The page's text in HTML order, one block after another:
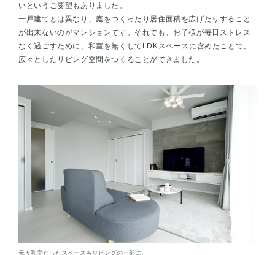
いというご要望もありました。
一戸建てとは異なり、庭をつくったり居住面積を広げたりすること
が出来ないのがマンションです。それでも、お子様が毎日ストレス
なく過ごすために、和室を無くしてLDKスペースに含めたことで、
広々としたリビング空間をつくることができました。
元々和室だったスペースもリビングの一部に。